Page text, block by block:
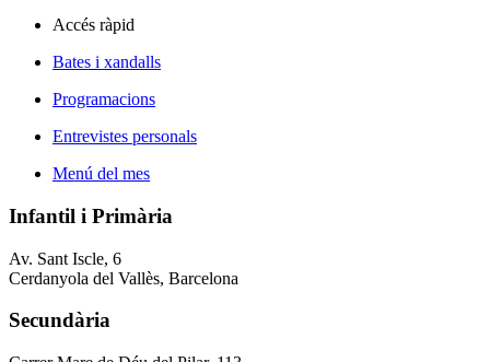
Accés ràpid
Bates i xandalls
Programacions
Entrevistes personals
Menú del mes
Infantil i Primària
Av. Sant Iscle, 6
Cerdanyola del Vallès, Barcelona
Secundària